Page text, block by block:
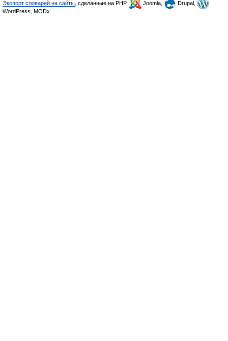
Экспорт словарей на сайты , сделанные на PHP, Joomla,
Drupal,
WordPress, MODx.